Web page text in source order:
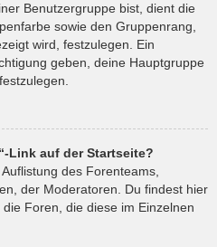
Benutzergruppe bist, dient die
sowie den Gruppenrang,
wird, festzulegen. Ein
geben, deine Hauptgruppe
Link auf der Startseite?
des Forenteams,
der Moderatoren. Du findest hier
Foren, die diese im Einzelnen